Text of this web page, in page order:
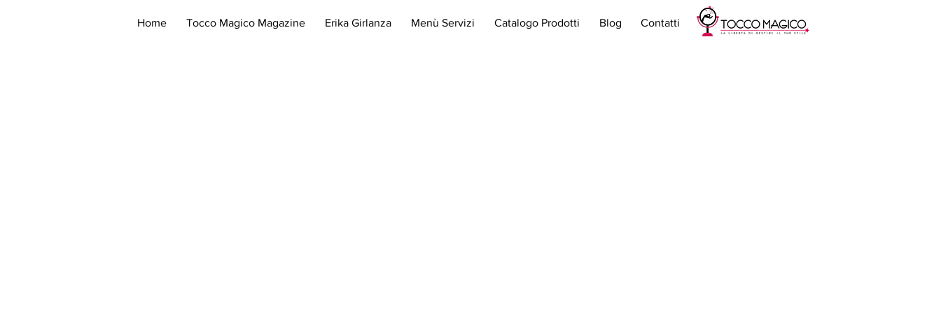
Home Tocco Magico Magazine Erika Girlanza Menù Servizi Catalogo Prodotti Blog Contatti